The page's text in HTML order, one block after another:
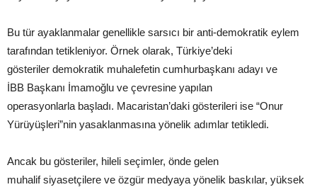
Bu tür ayaklanmalar genellikle sarsıcı bir anti-demokratik eylem
tarafından tetikleniyor. Örnek olarak, Türkiye’deki
gösteriler demokratik muhalefetin cumhurbaşkanı adayı ve
İBB Başkanı İmamoğlu ve çevresine yapılan
operasyonlarla başladı. Macaristan’daki gösterileri ise “Onur
Yürüyüşleri”nin yasaklanmasına yönelik adımlar tetikledi.
Ancak bu gösteriler, hileli seçimler, önde gelen
muhalif siyasetçilere ve özgür medyaya yönelik baskılar, yüksek